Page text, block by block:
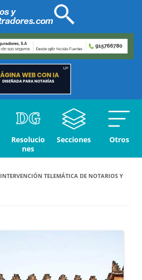
Resolucio
nes
Secciones Otros
INTERVENCIÓN TELEMÁTICA DE NOTARIOS Y